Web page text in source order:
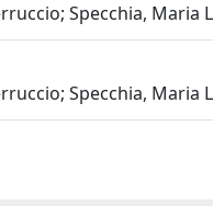
Specchia, Maria
Specchia, Maria